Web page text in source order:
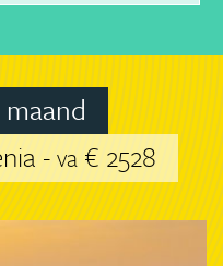
maand
-va € 2528